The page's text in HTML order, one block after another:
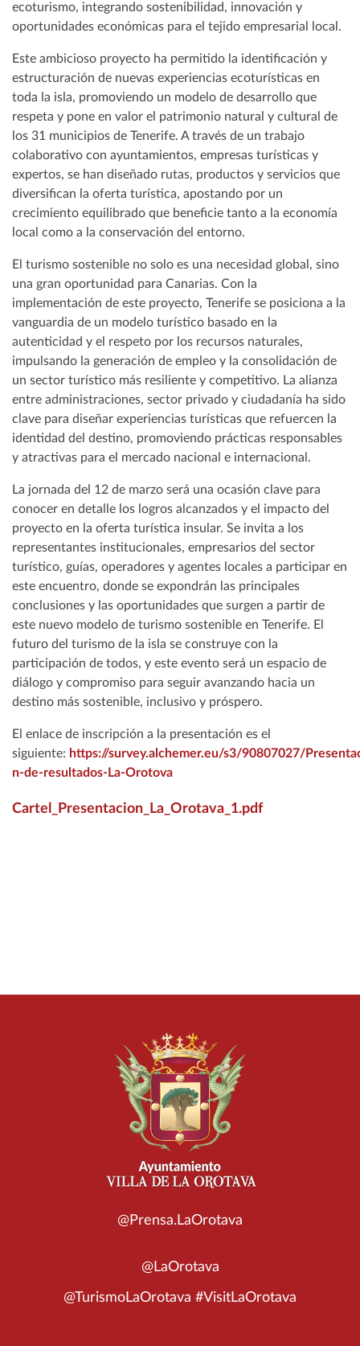
ecoturismo, integrando sostenibilidad, innovación y
oportunidades económicas para el tejido empresarial local.
Este ambicioso proyecto ha permitido la identificación y
estructuración de nuevas experiencias ecoturísticas en
toda la isla, promoviendo un modelo de desarrollo que
respeta y pone en valor el patrimonio natural y cultural de
los 31 municipios de Tenerife. A través de un trabajo
colaborativo con ayuntamientos, empresas turísticas y
expertos, se han diseñado rutas, productos y servicios que
diversifican la oferta turística, apostando por un
crecimiento equilibrado que beneficie tanto a la economía
local como a la conservación del entorno.
El turismo sostenible no solo es una necesidad global, sino
una gran oportunidad para Canarias. Con la
implementación de este proyecto, Tenerife se posiciona a la
vanguardia de un modelo turístico basado en la
autenticidad y el respeto por los recursos naturales,
impulsando la generación de empleo y la consolidación de
un sector turístico más resiliente y competitivo. La alianza
entre administraciones, sector privado y ciudadanía ha sido
clave para diseñar experiencias turísticas que refuercen la
identidad del destino, promoviendo prácticas responsables
y atractivas para el mercado nacional e internacional.
La jornada del 12 de marzo será una ocasión clave para
conocer en detalle los logros alcanzados y el impacto del
proyecto en la oferta turística insular. Se invita a los
representantes institucionales, empresarios del sector
turístico, guías, operadores y agentes locales a participar en
este encuentro, donde se expondrán las principales
conclusiones y las oportunidades que surgen a partir de
este nuevo modelo de turismo sostenible en Tenerife. El
futuro del turismo de la isla se construye con la
participación de todos, y este evento será un espacio de
diálogo y compromiso para seguir avanzando hacia un
destino más sostenible, inclusivo y próspero.
El enlace de inscripción a la presentación es el
siguiente: https://survey.alchemer.eu/s3/90807027/
n-de-resultados-La-Orotova
Cartel_Presentacion_La_Orotava_1.pdf
@Prensa.LaOrotava
@LaOrotava
@TurismoLaOrotava #VisitLaOrotava